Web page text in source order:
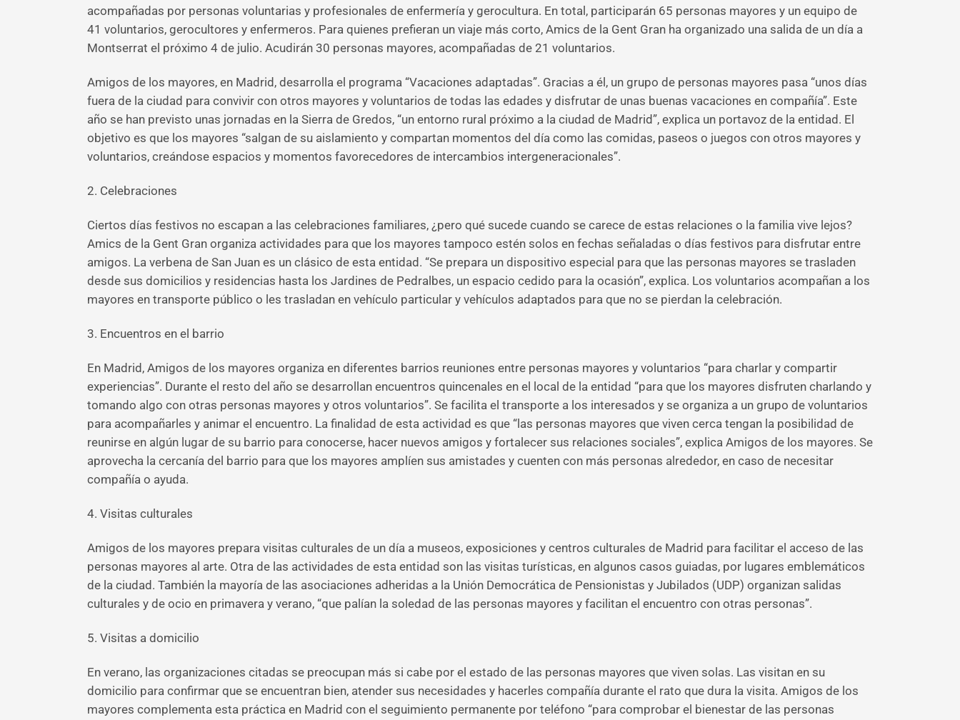
acompañadas por personas voluntarias y profesionales de enfermería y gerocultura. En total, participarán 65 personas mayores y un equipo de
41 voluntarios, gerocultores y enfermeros. Para quienes prefieran un viaje más corto, Amics de la Gent Gran ha organizado una salida de un día a
Montserrat el próximo 4 de julio. Acudirán 30 personas mayores, acompañadas de 21 voluntarios.
Amigos de los mayores, en Madrid, desarrolla el programa “Vacaciones adaptadas”. Gracias a él, un grupo de personas mayores pasa “unos días
fuera de la ciudad para convivir con otros mayores y voluntarios de todas las edades y disfrutar de unas buenas vacaciones en compañía”. Este
año se han previsto unas jornadas en la Sierra de Gredos, “un entorno rural próximo a la ciudad de Madrid”, explica un portavoz de la entidad. El
objetivo es que los mayores “salgan de su aislamiento y compartan momentos del día como las comidas, paseos o juegos con otros mayores y
voluntarios, creándose espacios y momentos favorecedores de intercambios intergeneracionales”.
2. Celebraciones
Ciertos días festivos no escapan a las celebraciones familiares, ¿pero qué sucede cuando se carece de estas relaciones o la familia vive lejos?
Amics de la Gent Gran organiza actividades para que los mayores tampoco estén solos en fechas señaladas o días festivos para disfrutar entre
amigos. La verbena de San Juan es un clásico de esta entidad. “Se prepara un dispositivo especial para que las personas mayores se trasladen
desde sus domicilios y residencias hasta los Jardines de Pedralbes, un espacio cedido para la ocasión”, explica. Los voluntarios acompañan a los
mayores en transporte público o les trasladan en vehículo particular y vehículos adaptados para que no se pierdan la celebración.
3. Encuentros en el barrio
En Madrid, Amigos de los mayores organiza en diferentes barrios reuniones entre personas mayores y voluntarios “para charlar y compartir
experiencias”. Durante el resto del año se desarrollan encuentros quincenales en el local de la entidad “para que los mayores disfruten charlando y
tomando algo con otras personas mayores y otros voluntarios”. Se facilita el transporte a los interesados y se organiza a un grupo de voluntarios
para acompañarles y animar el encuentro. La finalidad de esta actividad es que “las personas mayores que viven cerca tengan la posibilidad de
reunirse en algún lugar de su barrio para conocerse, hacer nuevos amigos y fortalecer sus relaciones sociales”, explica Amigos de los mayores. Se
aprovecha la cercanía del barrio para que los mayores amplíen sus amistades y cuenten con más personas alrededor, en caso de necesitar
compañía o ayuda.
4. Visitas culturales
Amigos de los mayores prepara visitas culturales de un día a museos, exposiciones y centros culturales de Madrid para facilitar el acceso de las
personas mayores al arte. Otra de las actividades de esta entidad son las visitas turísticas, en algunos casos guiadas, por lugares emblemáticos
de la ciudad. También la mayoría de las asociaciones adheridas a la Unión Democrática de Pensionistas y Jubilados (UDP) organizan salidas
culturales y de ocio en primavera y verano, “que palían la soledad de las personas mayores y facilitan el encuentro con otras personas”.
5. Visitas a domicilio
En verano, las organizaciones citadas se preocupan más si cabe por el estado de las personas mayores que viven solas. Las visitan en su
domicilio para confirmar que se encuentran bien, atender sus necesidades y hacerles compañía durante el rato que dura la visita. Amigos de los
mayores complementa esta práctica en Madrid con el seguimiento permanente por teléfono “para comprobar el bienestar de las personas